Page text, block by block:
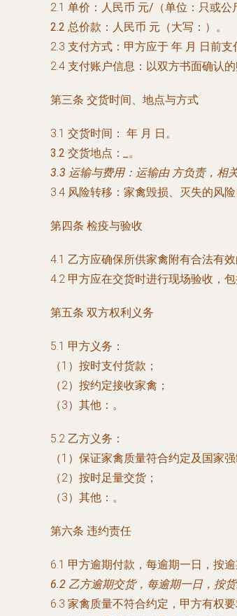
2.1 单价：人民币 元/（单位：只或公
2.2 总价款：人民币 元（大写： ）。
2.3 支付方式：甲方应于 年 月 日前支
2.4 支付账户信息：以双方书面确认的
第三条 交货时间、地点与方式
3.1 交货时间： 年 月 日。
3.2 交货地点：
_。
3.3 运输与费用：运输由 方负责，相
3.4 风险转移：家禽毁损、灭失的风
第四条 检疫与验收
4.1 乙方应确保所供家禽附有合法有效
4.2 甲方应在交货时进行现场验收，
第五条 双方权利义务
5.1 甲方义务：
（1）按时支付货款；
（2）按约定接收家禽；
（3）其他： 。
5.2 乙方义务：
（1）保证家禽质量符合约定及国家强
（2）按时足量交货；
（3）其他： 。
第六条 违约责任
6.1 甲方逾期付款，每逾期一日，按
6.2 乙方逾期交货，每逾期一日，按
6.3 家禽质量不符合约定，甲方有权